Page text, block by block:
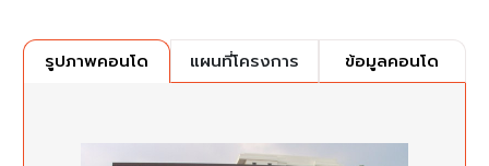
รูปภาพคอนโด แผนที่โครงการ ข้อมูลคอนโด